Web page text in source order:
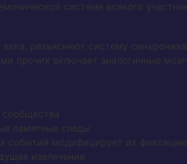
системе всякого
разъясняют систему
прочих включает аналогичные
памятные следы
событий модифицирует их фиксацию
извлечение